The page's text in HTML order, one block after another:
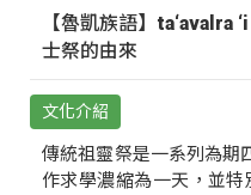
【魯凱族語】ta‘avalra
士祭的由來
文化介紹
傳統祖靈祭是一系列為期
作求學濃縮為一天，並特